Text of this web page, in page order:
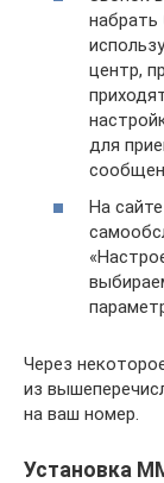
набрать
центр,
для
На
Через
из
на ваш номер.
Установка